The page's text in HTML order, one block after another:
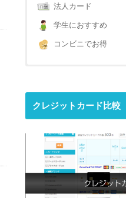
法人カード
学生におすすめ
コンビニでお得
クレジットカード比較